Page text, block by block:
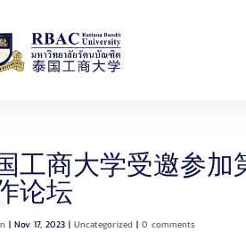
工商大学受邀参
论坛
|Nov 17, 2023 |Uncategorized |0 comments
h
硕士课程